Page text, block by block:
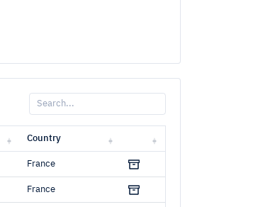
Country
Country
France
France